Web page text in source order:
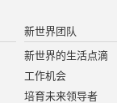
新世界团队
新世界的生活点滴
工作机会
培育未来领导者